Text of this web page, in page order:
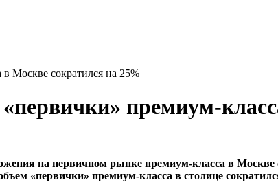
Москве сократился на 25%
премиум-
на первичном рынке премиум-класса в
«первички» премиум-класса в столице